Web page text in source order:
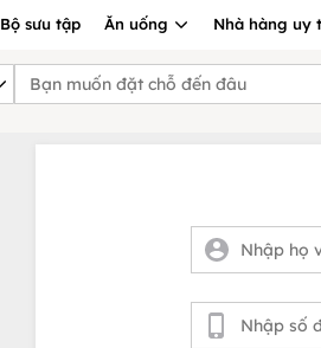
Bộ sưu tập Ăn uống Nhà hàng uy